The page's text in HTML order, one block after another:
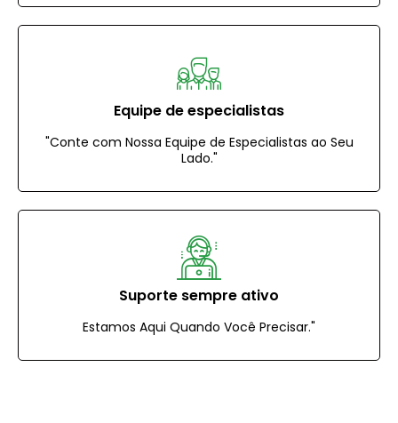
Equipe de especialistas
"Conte com Nossa Equipe de Especialistas ao Seu
Lado."
Suporte sempre ativo
Estamos Aqui Quando Você Precisar."